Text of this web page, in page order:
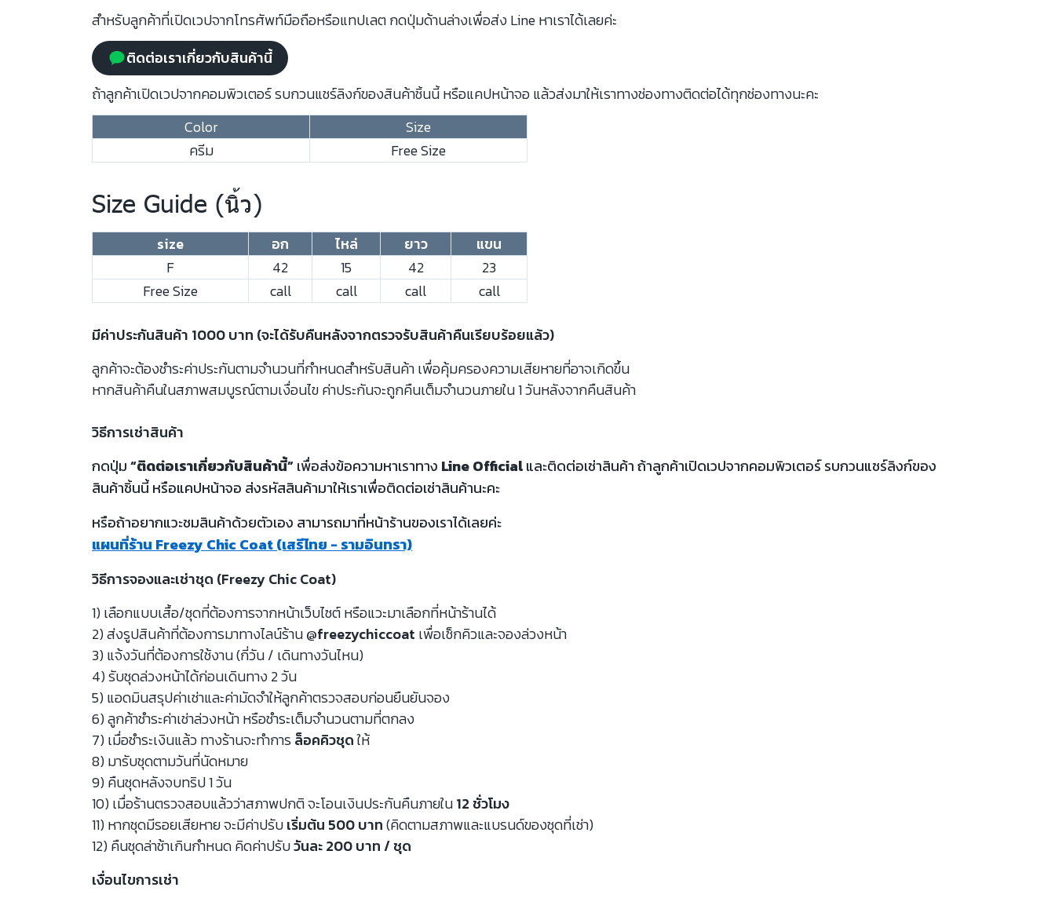
สำหรับลูกค้าที่เปิดเวปจากโทรศัพท์มือถือหรือแทปเลต กดปุ่มด้านล่างเพื่อส่ง Line หาเราได้เลยค่ะ
ติดต่อเราเกี่ยวกับสินค้านี้
ถ้าลูกค้าเปิดเวปจากคอมพิวเตอร์ รบกวนแชร์ลิงก์ของสินค้าชิ้นนี้ หรือแคปหน้าจอ แล้วส่งมาให้เราทางช่องทางติดต่อได้ทุกช่องทางนะคะ
Color
Size
ครีม
Free Size
Size Guide (นิ้ว)
size อก ไหล่ ยาว
แขน
F
42 15 42
23
Free Size
call call call call
มีค่าประกันสินค้า 1000 บาท (จะได้รับคืนหลังจากตรวจรับสินค้าคืนเรียบร้อยแล้ว)
ลูกค้าจะต้องชำระค่าประกันตามจำนวนที่กำหนดสำหรับสินค้า เพื่อคุ้มครองความเสียหายที่อาจเกิดขึ้น
หากสินค้าคืนในสภาพสมบูรณ์ตามเงื่อนไข ค่าประกันจะถูกคืนเต็มจำนวนภายใน 1 วันหลังจากคืนสินค้า
วิธีการเช่าสินค้า
กดปุ่ม“ติดต่อเราเกี่ยวกับสินค้านี้”เพื่อส่งข้อความหาเราทาง Line Officialและติดต่อเช่าสินค้า ถ้าลูกค้าเปิดเวปจากคอมพิวเตอร์ รบกวนแชร์ลิงก์ของ
สินค้าชิ้นนี้ หรือแคปหน้าจอ ส่งรหัสสินค้ามาให้เราเพื่อติดต่อเช่าสินค้านะคะ
หรือถ้าอยากแวะชมสินค้าด้วยตัวเอง สามารถมาที่หน้าร้านของเราได้เลยค่ะ
แผนที่ร้าน Freezy Chic Coat (เสรีไทย - รามอินทรา)
วิธีการจองและเช่าชุด (Freezy Chic Coat)
1) เลือกแบบเสื้อ/ชุดที่ต้องการจากหน้าเว็บไซต์ หรือแวะมาเลือกที่หน้าร้านได้
2) ส่งรูปสินค้าที่ต้องการมาทางไลน์ร้าน@freezychiccoat เพื่อเช็กคิวและจองล่วงหน้า
3) แจ้งวันที่ต้องการใช้งาน (กี่วัน / เดินทางวันไหน)
4) รับชุดล่วงหน้าได้ก่อนเดินทาง 2 วัน
5) แอดมินสรุปค่าเช่าและค่ามัดจำให้ลูกค้าตรวจสอบก่อนยืนยันจอง
6) ลูกค้าชำระค่าเช่าล่วงหน้า หรือชำระเต็มจำนวนตามที่ตกลง
7) เมื่อชำระเงินแล้ว ทางร้านจะทำการล็อคคิวชุดให้
8) มารับชุดตามวันที่นัดหมาย
9) คืนชุดหลังจบทริป 1 วัน
10) เมื่อร้านตรวจสอบแล้วว่าสภาพปกติ จะโอนเงินประกันคืนภายใน12 ชั่วโมง
11) หากชุดมีรอยเสียหาย จะมีค่าปรับเริ่มต้น 500 บาท(คิดตามสภาพและแบรนด์ของชุดที่เช่า)
12) คืนชุดล่าช้าเกินกำหนด คิดค่าปรับวันละ 200 บาท / ชุด
เงื่อนไขการเช่า